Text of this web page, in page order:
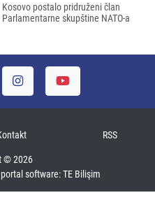
Kosovo postalo pridruženi član
Parlamentarne skupštine NATO-a
RSS
© 2026
software:TE Bilişim